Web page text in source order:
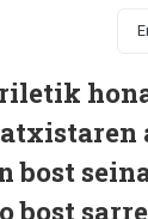
bost
bost